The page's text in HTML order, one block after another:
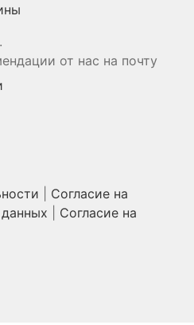
от нас на почту
Согласие на
Согласие на